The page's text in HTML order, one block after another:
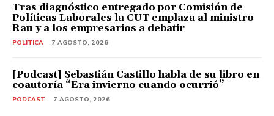
Tras diagnóstico entregado por Comisión de
Políticas Laborales la CUT emplaza al ministro
Rau y a los empresarios a debatir
POLITICA 7 AGOSTO, 2026
[Podcast] Sebastián Castillo habla de su libro en
coautoría “Era invierno cuando ocurrió”
PODCAST 7 AGOSTO, 2026